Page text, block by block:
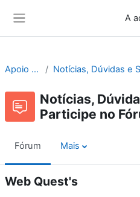
A
Apoio ao Moodle
Notícias,
Participe no
Fórum Mais
Web Quest's